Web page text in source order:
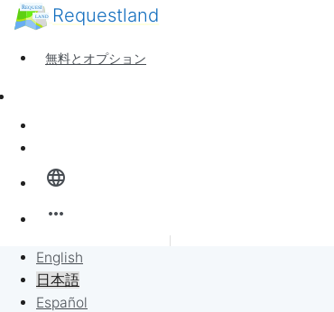
Requestland
無料とオプション
language
more_horiz
English
日本語
Español
リクエスト
リクエストに販売
誰でも参加できます
ピース・アンド・パッションについて
サポート・ホーム